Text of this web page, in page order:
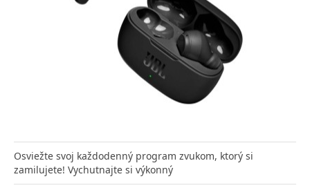
Osviežte svoj každodenný program zvukom, ktorý si
zamilujete! Vychutnajte si výkonný